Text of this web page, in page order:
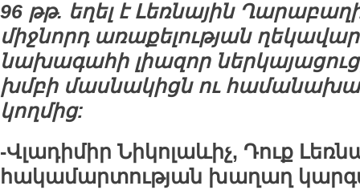
96 թթ. եղել է Լեռնային
միջնորդ առաքելության
նախագահի լիազոր
խմբի մասնակիցն ու
կողմից:
-Վլադիմիր Նիկոլաևիչ, Դուք
հակամարտության խաղաղ